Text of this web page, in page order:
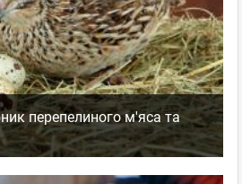
перепелиного м'яса та